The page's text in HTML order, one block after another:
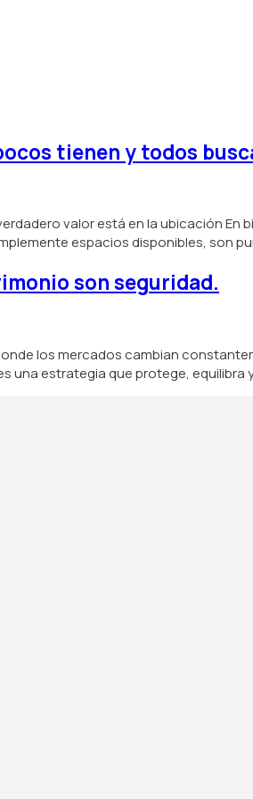
tienen y todos
valor está en la ubicación En
espacios disponibles, son
son seguridad.
los mercados cambian
una estrategia que protege,